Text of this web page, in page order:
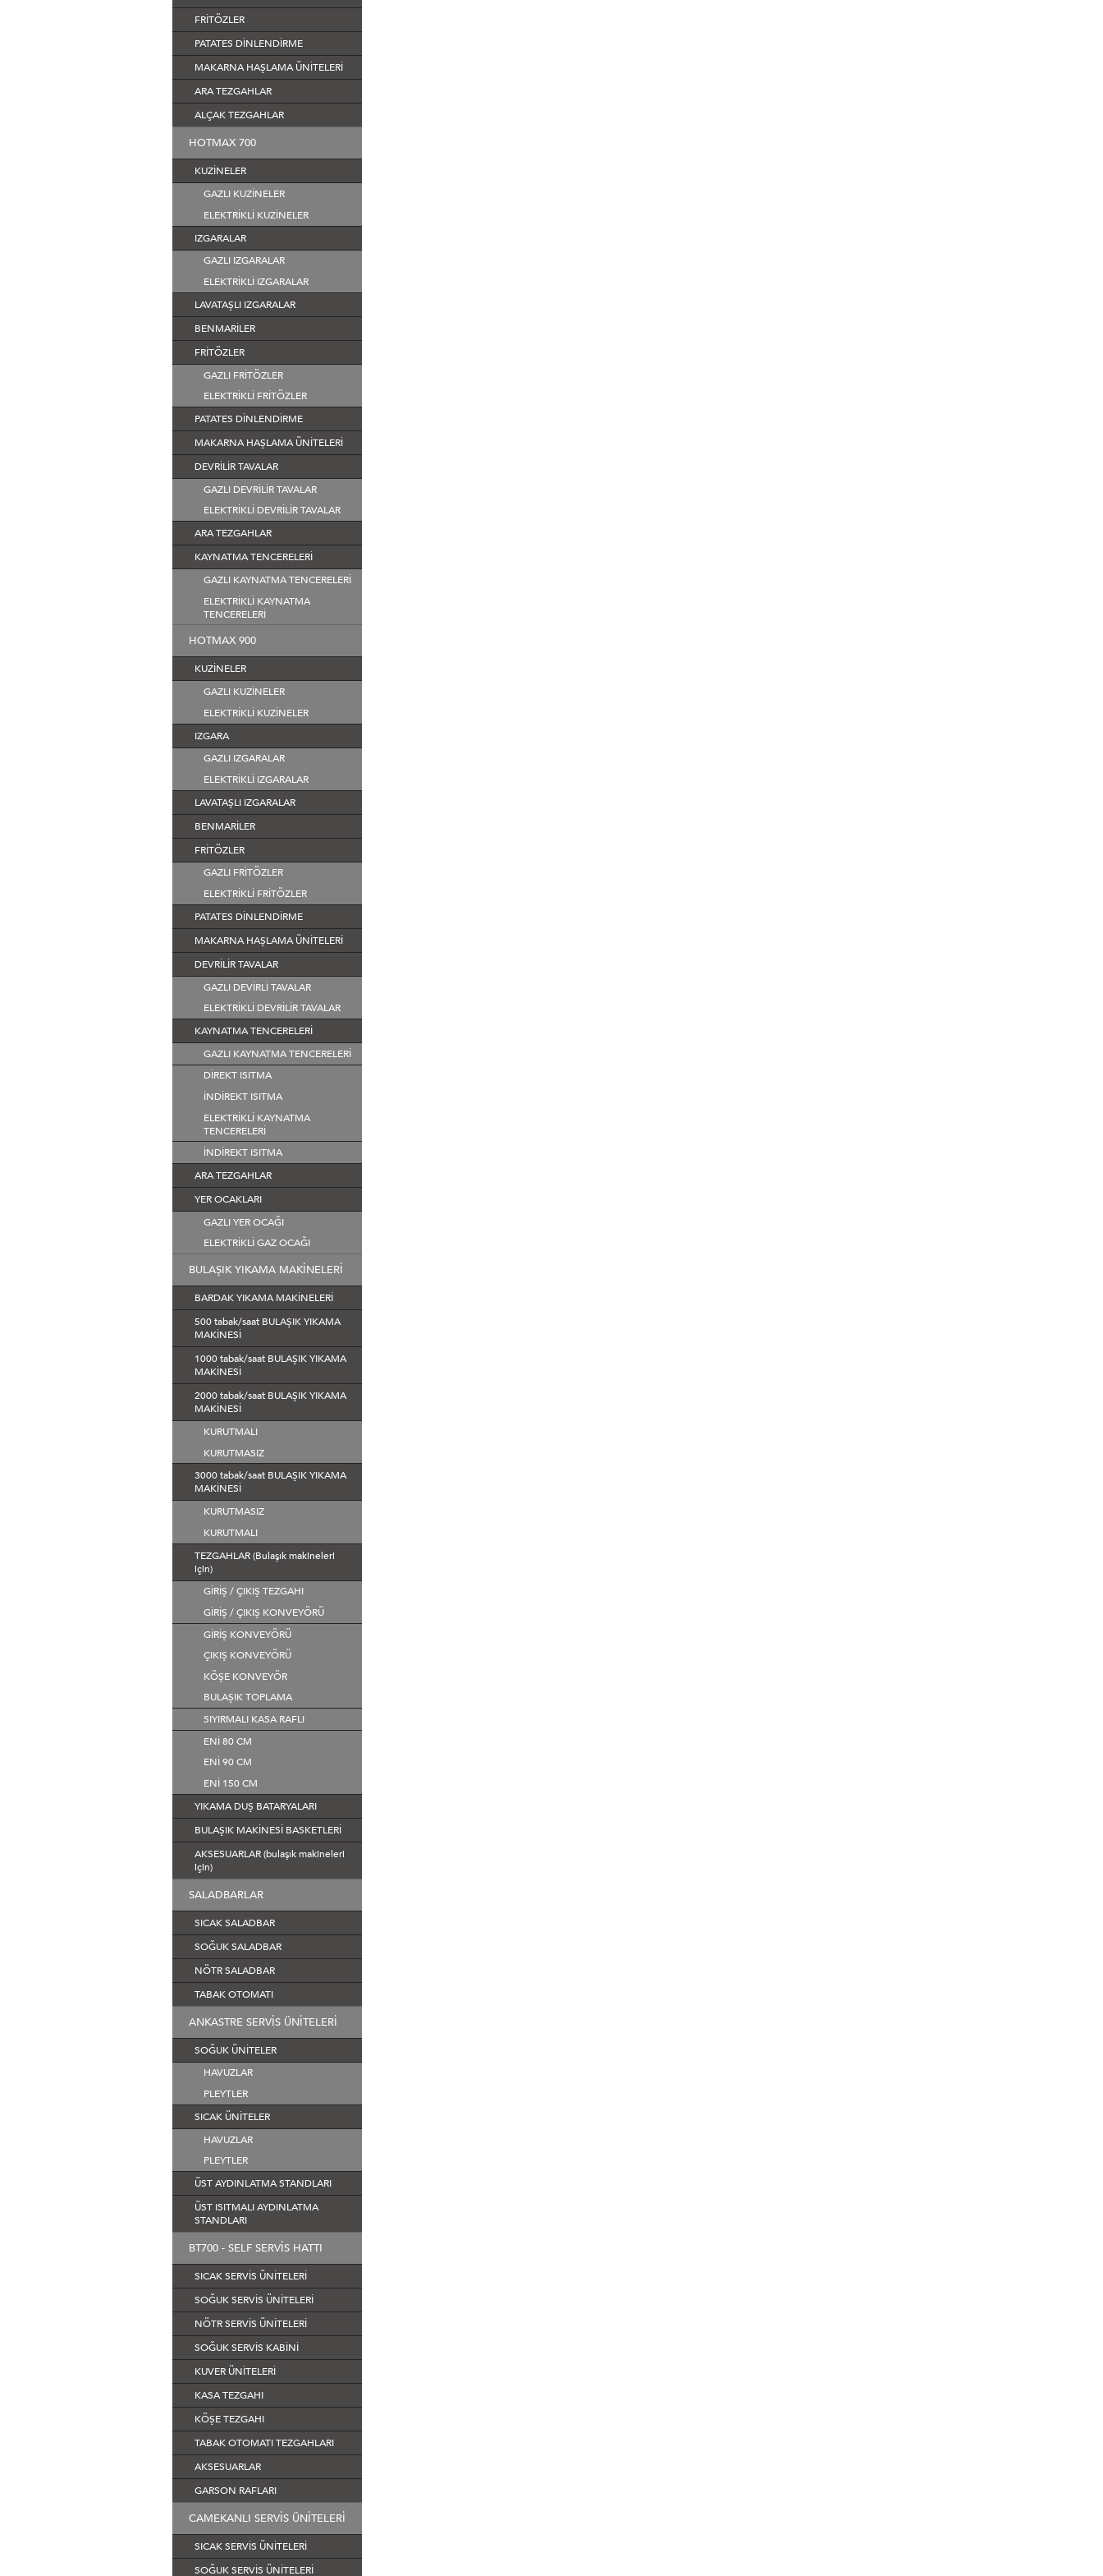
FRİTÖZLER
PATATES DİNLENDİRME
MAKARNA HAŞLAMA ÜNİTELERİ
ARA TEZGAHLAR
ALÇAK TEZGAHLAR
HOTMAX 700
KUZİNELER
GAZLI KUZİNELER
ELEKTRİKLİ KUZİNELER
IZGARALAR
GAZLI IZGARALAR
ELEKTRİKLİ IZGARALAR
LAVATAŞLI IZGARALAR
BENMARİLER
FRİTÖZLER
GAZLI FRİTÖZLER
ELEKTRİKLİ FRİTÖZLER
PATATES DİNLENDİRME
MAKARNA HAŞLAMA ÜNİTELERİ
DEVRİLİR TAVALAR
GAZLI DEVRİLİR TAVALAR
ELEKTRİKLİ DEVRİLİR TAVALAR
ARA TEZGAHLAR
KAYNATMA TENCERELERİ
GAZLI KAYNATMA TENCERELERİ
ELEKTRİKLİ KAYNATMA
TENCERELERİ
HOTMAX 900
KUZİNELER
GAZLI KUZİNELER
ELEKTRİKLİ KUZİNELER
IZGARA
GAZLI IZGARALAR
ELEKTRİKLİ IZGARALAR
LAVATAŞLI IZGARALAR
BENMARİLER
FRİTÖZLER
GAZLI FRİTÖZLER
ELEKTRİKLİ FRİTÖZLER
PATATES DİNLENDİRME
MAKARNA HAŞLAMA ÜNİTELERİ
DEVRİLİR TAVALAR
GAZLI DEVİRLİ TAVALAR
ELEKTRİKLİ DEVRİLİR TAVALAR
KAYNATMA TENCERELERİ
GAZLI KAYNATMA TENCERELERİ
DİREKT ISITMA
İNDİREKT ISITMA
ELEKTRİKLİ KAYNATMA
TENCERELERİ
İNDİREKT ISITMA
ARA TEZGAHLAR
YER OCAKLARI
GAZLI YER OCAĞI
ELEKTRİKLİ GAZ OCAĞI
BULAŞIK YIKAMA MAKİNELERİ
BARDAK YIKAMA MAKİNELERİ
500 tabak/saat BULAŞIK YIKAMA
MAKİNESİ
1000 tabak/saat BULAŞIK YIKAMA
MAKİNESİ
2000 tabak/saat BULAŞIK YIKAMA
MAKİNESİ
KURUTMALI
KURUTMASIZ
3000 tabak/saat BULAŞIK YIKAMA
MAKİNESİ
KURUTMASIZ
KURUTMALI
TEZGAHLAR (Bulaşık makineleri
için)
GİRİŞ / ÇIKIŞ TEZGAHI
GİRİŞ / ÇIKIŞ KONVEYÖRÜ
GİRİŞ KONVEYÖRÜ
ÇIKIŞ KONVEYÖRÜ
KÖŞE KONVEYÖR
BULAŞIK TOPLAMA
SIYIRMALI KASA RAFLI
ENİ 80 CM
ENİ 90 CM
ENİ 150 CM
YIKAMA DUŞ BATARYALARI
BULAŞIK MAKİNESİ BASKETLERİ
AKSESUARLAR (bulaşık makineleri
için)
SALADBARLAR
SICAK SALADBAR
SOĞUK SALADBAR
NÖTR SALADBAR
TABAK OTOMATI
ANKASTRE SERVİS ÜNİTELERİ
SOĞUK ÜNİTELER
HAVUZLAR
PLEYTLER
SICAK ÜNİTELER
HAVUZLAR
PLEYTLER
ÜST AYDINLATMA STANDLARI
ÜST ISITMALI AYDINLATMA
STANDLARI
BT700 - SELF SERVİS HATTI
SICAK SERVİS ÜNİTELERİ
SOĞUK SERVİS ÜNİTELERİ
NÖTR SERVİS ÜNİTELERİ
SOĞUK SERVİS KABİNİ
KUVER ÜNİTELERİ
KASA TEZGAHI
KÖŞE TEZGAHI
TABAK OTOMATI TEZGAHLARI
AKSESUARLAR
GARSON RAFLARI
CAMEKANLI SERVİS ÜNİTELERİ
SICAK SERVİS ÜNİTELERİ
SOĞUK SERVİS ÜNİTELERİ